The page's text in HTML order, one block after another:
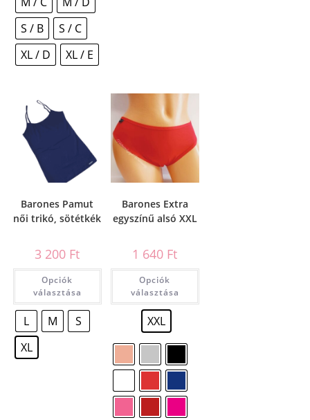
S / B
S / C
XL / D
XL / E
Barones Pamut
női trikó, sötétkék
3 200 Ft
Opciók
választása
L M
S
XL
Barones Extra
egyszínű alsó XXL
1 640 Ft
Opciók
választása
XXL